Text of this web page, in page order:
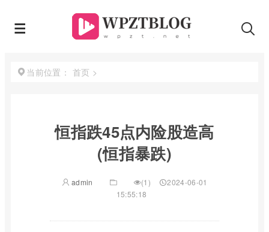
当前位置： 首页 >
恒指跌45点内险股造高
(恒指暴跌)
admin (1)
2024-06-01
15:55:18